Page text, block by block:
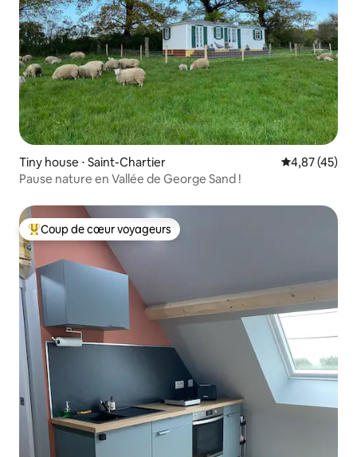
Tiny house ⋅ Saint-Chartier Évaluation
4,87 (45)
Pause nature en Vallée de George Sand !
Coups de cœur voyageurs les plus appréciés
Coup de cœur voyageurs